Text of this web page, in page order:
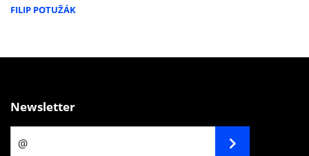
FILIP POTUŽÁK
Newsletter